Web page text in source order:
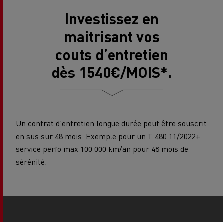
Investissez en
maitrisant vos
couts d’entretien
dès 1540€/MOIS*.
Un contrat d’entretien longue durée peut être souscrit
en sus sur 48 mois. Exemple pour un T 480 11/2022+
service perfo max 100 000 km/an pour 48 mois de
sérénité.